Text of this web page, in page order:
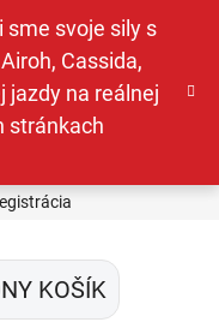
sme svoje sily s
Cassida,
jazdy na reálnej
stránkach
KOŠÍK